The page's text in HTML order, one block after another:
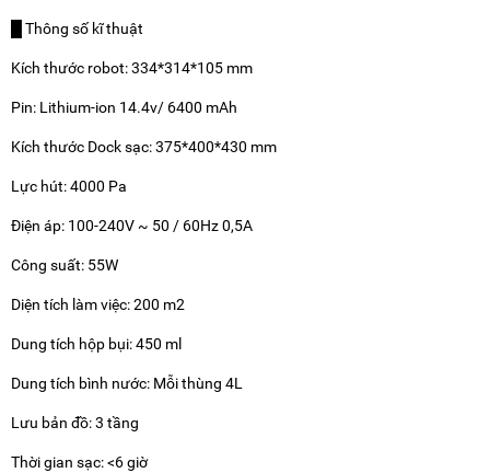
█ Thông số kĩ thuật
Kích thước robot: 334*314*105 mm
Pin: Lithium-ion 14.4v/ 6400 mAh
Kích thước Dock sạc: 375*400*430 mm
Lực hút: 4000 Pa
Điện áp: 100-240V ~ 50 / 60Hz 0,5A
Công suất: 55W
Diện tích làm việc: 200 m2
Dung tích hộp bụi: 450 ml
Dung tích bình nước: Mỗi thùng 4L
Lưu bản đồ: 3 tầng
Thời gian sạc: <6 giờ